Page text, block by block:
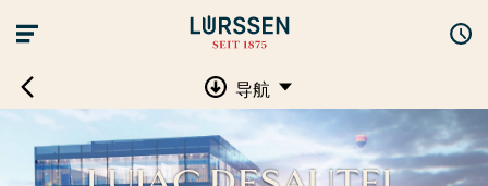
导航